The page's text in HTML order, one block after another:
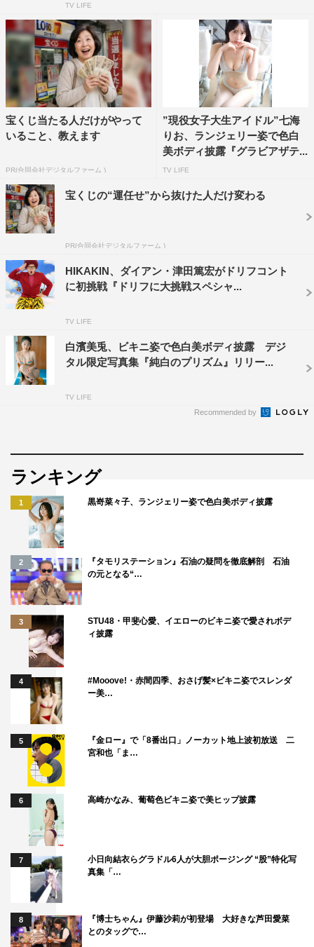
TV LIFE
宝くじ当たる人だけがやって
いること、教えます
PR(合同会社デジタルファーム )
”現役女子大生アイドル”七海
りお、ランジェリー姿で色白
美ボディ披露『グラビアザテ...
TV LIFE
宝くじの“運任せ”から抜けた人だけ変わる
PR(合同会社デジタルファーム )
HIKAKIN、ダイアン・津田篤宏がドリフコント
に初挑戦『ドリフに大挑戦スペシャ...
TV LIFE
白濱美兎、ビキニ姿で色白美ボディ披露 デジ
タル限定写真集『純白のプリズム』リリー...
TV LIFE
Recommended by
ランキング
1 黒嵜菜々子、ランジェリー姿で色白美ボディ披露
2
『タモリステーション』石油の疑問を徹底解剖 石油
の元となる“…
3
STU48・甲斐心愛、イエローのビキニ姿で愛されボデ
ィ披露
4
#Mooove!・赤間四季、おさげ髪×ビキニ姿でスレンダ
ー美…
5
『金ロー』で「8番出口」ノーカット地上波初放送 二
宮和也「ま…
6 高崎かなみ、葡萄色ビキニ姿で美ヒップ披露
7
小日向結衣らグラドル6人が大胆ポージング “股”特化写
真集「…
8
『博士ちゃん』伊藤沙莉が初登場 大好きな芦田愛菜
とのタッグで…